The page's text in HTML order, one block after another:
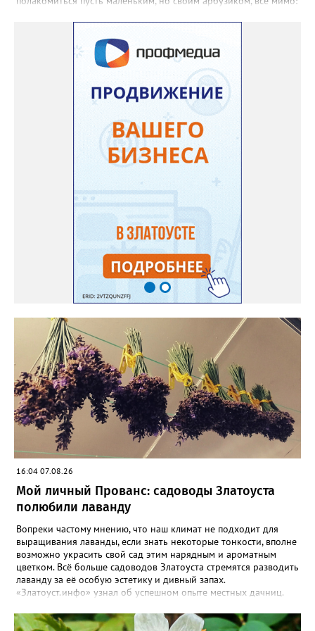
«Златоуст.инфо» садовод. – В этом году посадила сорт так
называемых северных арбузов – «Юлия», а также «Коккоро»
(он жёлтый и, говорят, очень сладкий). Вот уже первый на пару
кило вызрел. Чтобы не оборвал плеть, подвешиваю своих
полосатиков в сетках из-под овощей или авоськах,
подкармливаю. Не терпится попробовать!». Опытные
бахчеводы из южных регионов в соцсетях посоветовали нашей
землячке: арбуз будет созревшим не раньше, чем с его кожуры
пропадет матовость (станет глянцевым). По срокам опыления
норма зрелости для «Коккоро» - не менее 42 дней от завязи
размером с грецкий орех. Екатерина выяснила у знающих
людей и причину своих неудач – её сеянцы не опылялись, и это
нужно было делать самостоятельно. «Мужской» цветочек для
этого прикладывают к «женскому» - тычинку к пестику. Фото:
Екатерина Громова, специально для «Златоуст.инфо».
Обсуждение новости здесь
ВКОНТАКТЕ https://vk.com/newszlatoust74
16:04 07.08.26
Мой личный Прованс: садоводы Златоуста
полюбили лаванду
Вопреки частому мнению, что наш климат не подходит для
выращивания лаванды, если знать некоторые тонкости, вполне
возможно украсить свой сад этим нарядным и ароматным
цветком. Всё больше садоводов Златоуста стремятся разводить
лаванду за её особую эстетику и дивный запах.
«Златоуст.инфо» узнал об успешном опыте местных дачниц.
семян (на фото), - отметила «Златоуст.инфо» хозяйка частного